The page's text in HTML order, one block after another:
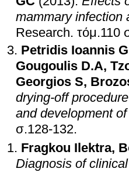
mammary infection
Research.
Petridis Ioannis G
Gougoulis D.A,
Georgios S,
drying-off
and development
σ.128-132.
Fragkou Ilektra,
Diagnosis of